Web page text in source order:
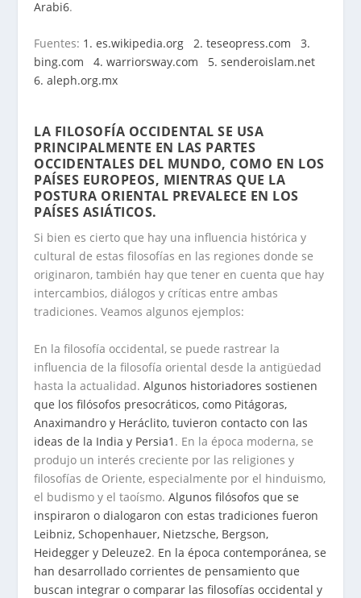
Arabi6.
Fuentes: 1. es.wikipedia.org2. teseopress.com3.
bing.com4. warriorsway.com 5. senderoislam.net
6. aleph.org.mx
LA FILOSOFÍA OCCIDENTAL SE USA
PRINCIPALMENTE EN LAS PARTES
OCCIDENTALES DEL MUNDO, COMO EN LOS
PAÍSES EUROPEOS, MIENTRAS QUE LA
POSTURA ORIENTAL PREVALECE EN LOS
PAÍSES ASIÁTICOS.
Si bien es cierto que hay una influencia histórica y
cultural de estas filosofías en las regiones donde se
originaron, también hay que tener en cuenta que hay
intercambios, diálogos y críticas entre ambas
tradiciones. Veamos algunos ejemplos:
En la filosofía occidental, se puede rastrear la
influencia de la filosofía oriental desde la antigüedad
hasta la actualidad.Algunos historiadores sostienen
que los filósofos presocráticos, como Pitágoras,
Anaximandro y Heráclito, tuvieron contacto con las
ideas de la India y Persia1 . En la época moderna, se
produjo un interés creciente por las religiones y
filosofías de Oriente, especialmente por el hinduismo,
el budismo y el taoísmo.Algunos filósofos que se
inspiraron o dialogaron con estas tradiciones fueron
Leibniz, Schopenhauer, Nietzsche, Bergson,
Heidegger y Deleuze2. En la época contemporánea, se
han desarrollado corrientes de pensamiento que
buscan integrar o comparar las filosofías occidental y